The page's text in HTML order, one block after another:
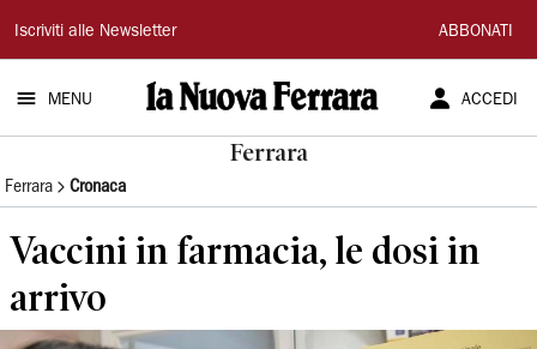
La
Nuova
Ferrara
Iscriviti alle Newsletter ABBONATI
MENU ACCEDI
Ferrara
Ferrara Cronaca
Vaccini in farmacia, le dosi in
arrivo